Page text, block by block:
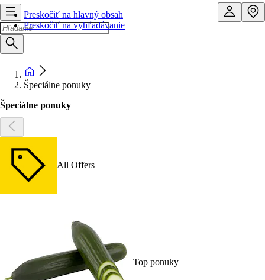
Preskočiť na hlavný obsah
Preskočiť na vyhľadávanie
Špeciálne ponuky
Špeciálne ponuky
All Offers
Top ponuky